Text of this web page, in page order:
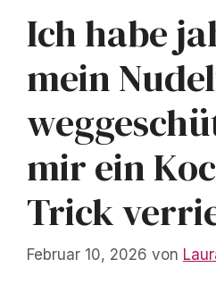
Ich habe
mein
mir ein
Trick
Februar 10, 2026 von